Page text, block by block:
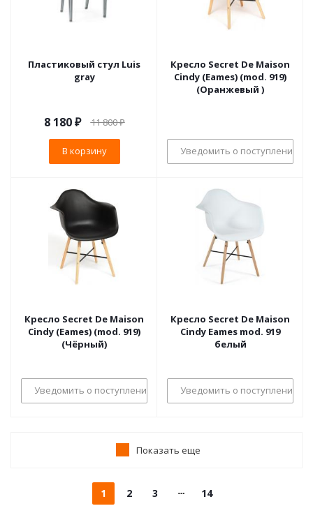
Пластиковый стул Luis
gray
8 180₽ 11 800₽
В корзину
Кресло Secret De Maison
Cindy (Eames) (mod. 919)
(Оранжевый )
Уведомить о поступлении
Кресло Secret De Maison
Cindy (Eames) (mod. 919)
(Чёрный)
Уведомить о поступлении
Кресло Secret De Maison
Cindy Eames mod. 919
белый
Уведомить о поступлении
Показать еще
1 2 3 14